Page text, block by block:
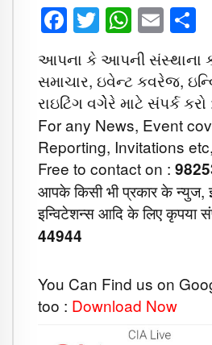
Facebook
TwitterEmail
આપના કે આપની સંસ્થાના
સમાચાર, ઇવેન્ટ કવરેજ,
રાઇટિંગ વગેેરે માટે સંપર્ક કરો
For any News, Event
Reporting, Invitations
Free to contact on :
आपके किसी भी प्रकार के न्युज,
इन्विटेशन्स आदि के लिए कृपया
44944
You Can Find us on
too : Download Now